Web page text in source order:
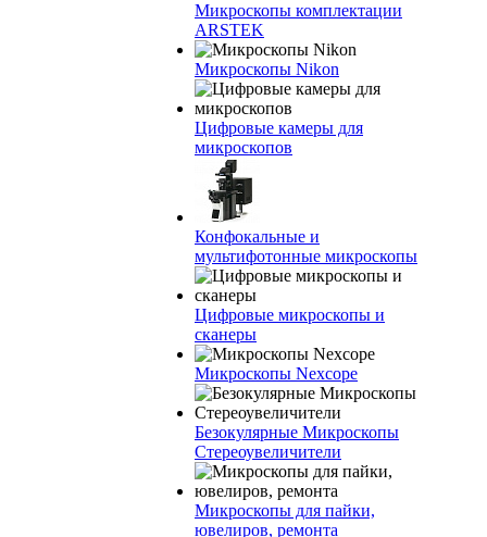
Микроскопы комплектации
ARSTEK
Микроскопы Nikon
Цифровые камеры для
микроскопов
Конфокальные и
мультифотонные микроскопы
Цифровые микроскопы и
сканеры
Микроскопы Nexcope
Безокулярные Микроскопы
Стереоувеличители
Микроскопы для пайки,
ювелиров, ремонта